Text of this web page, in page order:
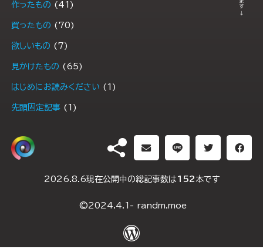
作ったもの (41)
買ったもの (70)
欲しいもの (7)
見かけたもの (65)
はじめにお読みください (1)
先頭固定記事 (1)
DH（ダブルヘッダー）
(2)
2026.8.6現在公開中の総記事数は 152 本です
©2024.4.1- randm.moe